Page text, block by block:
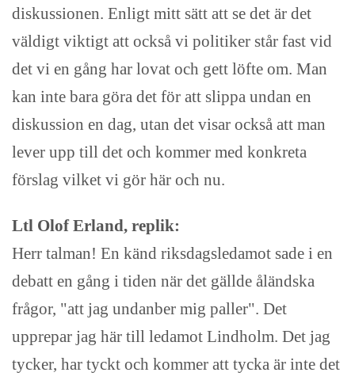
diskussionen. Enligt mitt sätt att se det är det
väldigt viktigt att också vi politiker står fast vid
det vi en gång har lovat och gett löfte om. Man
kan inte bara göra det för att slippa undan en
diskussion en dag, utan det visar också att man
lever upp till det och kommer med konkreta
förslag vilket vi gör här och nu.
Ltl Olof Erland, replik:
Herr talman! En känd riksdagsledamot sade i en
debatt en gång i tiden när det gällde åländska
frågor, "att jag undanber mig paller". Det
upprepar jag här till ledamot Lindholm. Det jag
tycker, har tyckt och kommer att tycka är inte det